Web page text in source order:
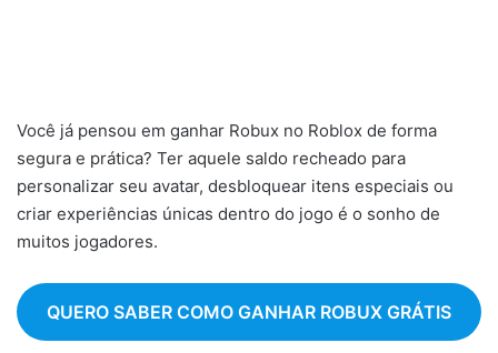
Você já pensou em ganhar Robux no Roblox de forma
segura e prática? Ter aquele saldo recheado para
personalizar seu avatar, desbloquear itens especiais ou
criar experiências únicas dentro do jogo é o sonho de
muitos jogadores.
QUERO SABER COMO GANHAR ROBUX GRÁTIS